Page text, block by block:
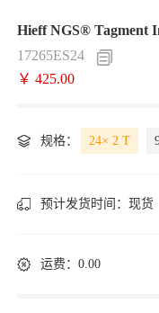
Hieff NGS® Tagment
17265ES24
￥ 425.00
规格： 24× 2 T
预计发货时间： 现货
运费：0.00